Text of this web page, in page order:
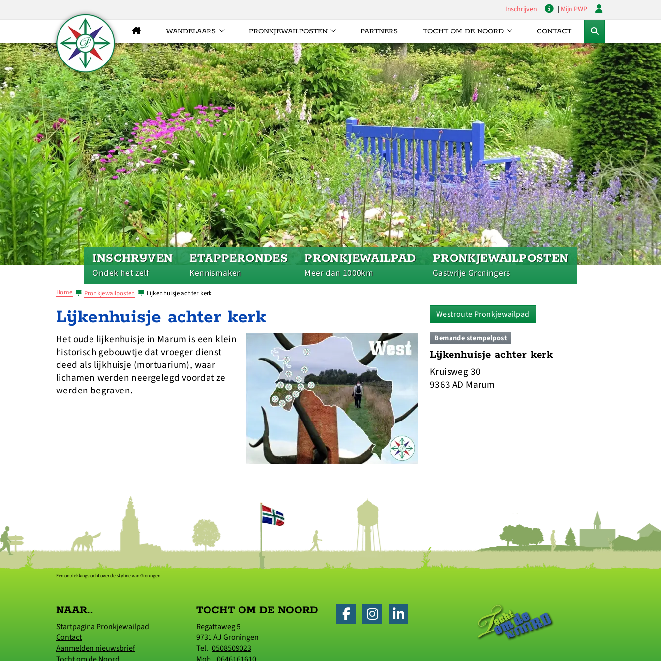
Inschrijven | Mijn PWP
WANDELAARS PRONKJEWAILPOSTEN PARTNERS TOCHT OM DE NOORD CONTACT
INSCHRIJVEN
Ondek het zelf
ETAPPERONDES
Kennismaken
PRONKJEWAILPAD
Meer dan 1000km
PRONKJEWAILPOSTEN
Gastvrije Groningers
Home Pronkjewailposten Lijkenhuisje achter kerk
Lijkenhuisje achter kerk
Het oude lijkenhuisje in Marum is een klein
historisch gebouwtje dat vroeger dienst
deed als lijkhuisje (mortuarium), waar
lichamen werden neergelegd voordat ze
werden begraven.
Westroute Pronkjewailpad
Bemande stempelpost
Lijkenhuisje achter kerk
Kruisweg 30
9363 AD Marum
Een ontdekkingstocht over de skyline van Groningen
NAAR...
Startpagina Pronkjewailpad
Contact
Aanmelden nieuwsbrief
TOCHT OM DE NOORD
Regattaweg 5
9731 AJGroningen
Tel. 0508509023